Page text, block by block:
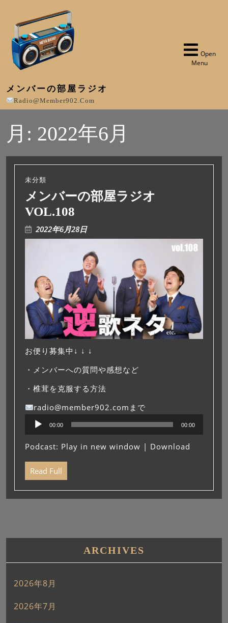
メンバーの部屋ラジオ
Radio@member902.com
Open
Menu
月: 2022年6月
未分類
メンバーの部屋ラジオ
VOL.108
2022年6月28日
お便り募集中↓ ↓ ↓
・メンバーへの質問や感想など
・椎茸を克服する方法
radio@member902.comまで
プ
ー
ヤ
00:00 00:00
Podcast: Play in new window | Download
Read Full
ARCHIVES
2026年8月
2026年7月